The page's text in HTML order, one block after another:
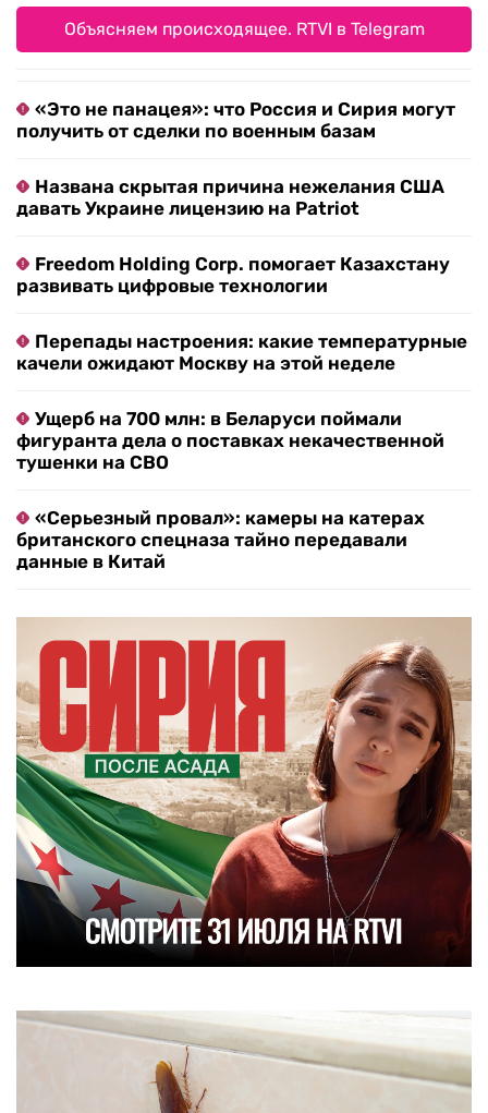
Объясняем происходящее. RTVI в Telegram
«Это не панацея»: что Россия и Сирия могут
получить от сделки по военным базам
Названа скрытая причина нежелания США
давать Украине лицензию на Patriot
Freedom Holding Corp. помогает Казахстану
развивать цифровые технологии
Перепады настроения: какие температурные
качели ожидают Москву на этой неделе
Ущерб на 700 млн: в Беларуси поймали
фигуранта дела о поставках некачественной
тушенки на СВО
«Серьезный провал»: камеры на катерах
британского спецназа тайно передавали
данные в Китай